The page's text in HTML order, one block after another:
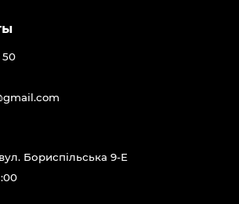
50
Бориспільська 9-Е